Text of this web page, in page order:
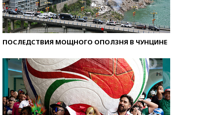
ПОСЛЕДСТВИЯ МОЩНОГО ОПОЛЗНЯ В ЧУНЦИНЕ